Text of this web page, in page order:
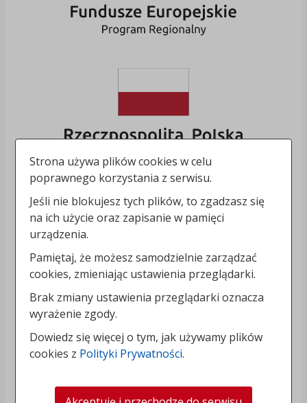
Strona używa plików cookies w celu
poprawnego korzystania z serwisu.
Jeśli nie blokujesz tych plików, to zgadzasz się
na ich użycie oraz zapisanie w pamięci
urządzenia.
Pamiętaj, że możesz samodzielnie zarządzać
cookies, zmieniając ustawienia przeglądarki.
Brak zmiany ustawienia przeglądarki oznacza
wyrażenie zgody.
Dowiedz się więcej o tym, jak używamy plików
cookies z Polityki Prywatności.